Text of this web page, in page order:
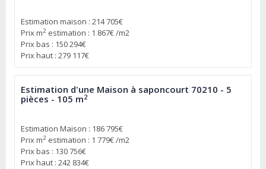
Estimation maison : 214 705€
Prix m2 estimation : 1 867€ /m2
Prix bas : 150 294€
Prix haut : 279 117€
Estimation d'une Maison à saponcourt 70210 - 5
pièces - 105 m2
Estimation Maison : 186 795€
Prix m2 estimation : 1 779€ /m2
Prix bas : 130 756€
Prix haut : 242 834€